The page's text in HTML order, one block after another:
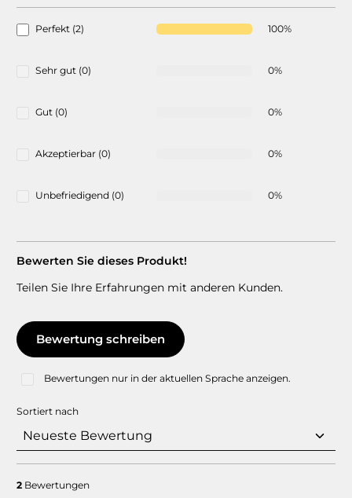
Perfekt (2) 100%
Sehr gut (0) 0%
Gut (0) 0%
Akzeptierbar (0) 0%
Unbefriedigend (0) 0%
Bewerten Sie dieses Produkt!
Teilen Sie Ihre Erfahrungen mit anderen Kunden.
Bewertung schreiben
Bewertungen nur in der aktuellen Sprache anzeigen.
Sortiert nach
2 Bewertungen